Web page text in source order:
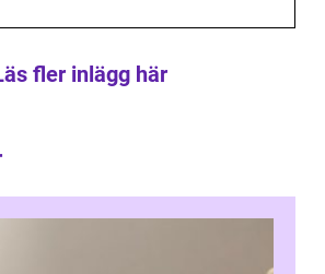
fler inlägg här